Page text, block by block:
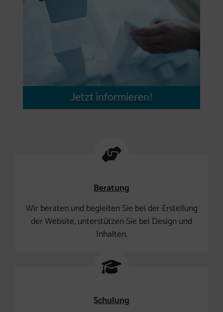
Jetzt informieren!
Beratung
Wir beraten und begleiten Sie bei der Erstellung
der Website, unterstützen Sie bei Design und
Inhalten.
Schulung